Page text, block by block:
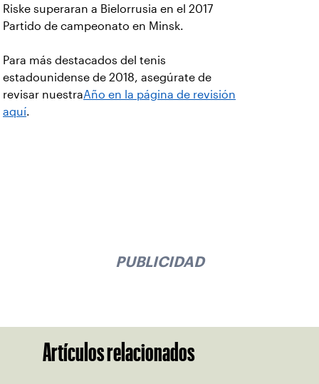
Riske superaran a Bielorrusia en el 2017
Partido de campeonato en Minsk.
Para más destacados del tenis
estadounidense de 2018, asegúrate de
revisar nuestraAño en la página de revisión
aquí.
PUBLICIDAD
Artículos relacionados